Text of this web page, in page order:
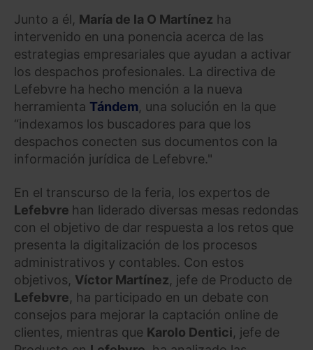
Junto a él, María de la O Martínez ha
intervenido en una ponencia acerca de las
estrategias empresariales que ayudan a activar
los despachos profesionales. La directiva de
Lefebvre ha hecho mención a la nueva
herramienta Tándem, una solución en la que
“indexamos los buscadores para que los
despachos conecten sus documentos con la
información jurídica de Lefebvre."
En el transcurso de la feria, los expertos de
Lefebvre han liderado diversas mesas redondas
con el objetivo de dar respuesta a los retos que
presenta la digitalización de los procesos
administrativos y contables. Con estos
objetivos, Víctor Martínez, jefe de Producto de
Lefebvre, ha participado en un debate con
consejos para mejorar la captación online de
clientes, mientras que Karolo Dentici, jefe de